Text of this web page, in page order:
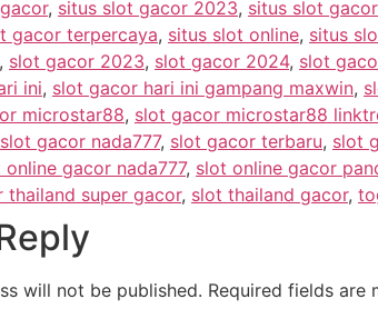
, situs slot gacor 2023, situs slot
gacor terpercaya, situs slot online, situs
, slot gacor 2023, slot gacor 2024, slot
ini, slot gacor hari ini gampang maxwin,
microstar88, slot gacor microstar88
slot gacor nada777, slot gacor terbaru, slot
online gacor nada777, slot online gacor
thailand super gacor, slot thailand gacor,
will not be published. Required fields are